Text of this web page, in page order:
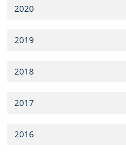
2020
2019
2018
2017
2016